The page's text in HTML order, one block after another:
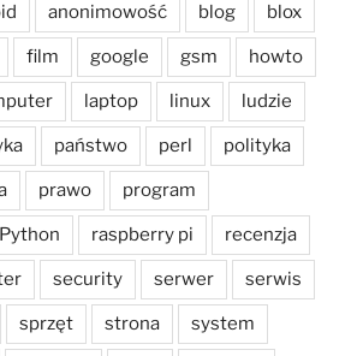
anonimowość blog blox
film google gsm howto
laptop linux ludzie
państwo perl polityka
prawo program
Python raspberry pi recenzja
security serwer serwis
sprzęt strona system